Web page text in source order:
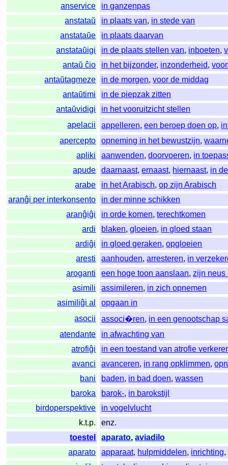
anservice
in ganzenpas
anstataŭ
in plaats van, in stede van
anstataŭe
in plaats daarvan
anstataŭigi
in de plaats stellen van, inboeten,
antaŭ ĉio
in het bijzonder, inzonderheid,
antaŭtagmeze
in de morgen,voor de middag
antaŭtimi
in de piepzak zitten
antaŭvidigi
in het vooruitzicht stellen
apelacii
appelleren,een beroep doen op,
apercepto
opneming in het bewustzijn,
apliki
aanwenden,doorvoeren, in
apude
daarnaast,ernaast, hiernaast, in
arabe
in het Arabisch,op zijn Arabisch
aranĝi per interkonsento
in der minne schikken
aranĝiĝi
in orde komen,terechtkomen
ardi
blaken,gloeien, in gloed staan
ardiĝi
in gloed geraken,opgloeien
aresti
aanhouden,arresteren, in
aroganti
een hoge toon aanslaan,zijn neus
asimili
assimileren, in zich opnemen
asimiliĝi al
opgaan in
asocii
associ�ren, in een genootschap
atendante
in afwachting van
atrofiĝi
in een toestand van atrofie
avanci
avanceren, in rang opklimmen,
bani
baden, in bad doen,wassen
baroka
barok-, in barokstijl
birdoperspektive
in vogelvlucht
k.t.p.
enz.
toestel
aparato,aviadilo
aparato
apparaat, hulpmiddelen, inrichting,